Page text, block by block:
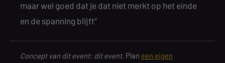
maar wel goed dat je dat niet merkt op het einde
en de spanning blijft”
Concept van dit event: dit event. Plan een eigen